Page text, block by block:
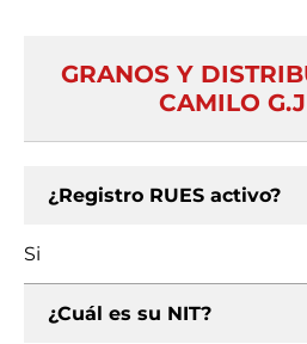
GRANOS Y
CAMILO
¿Registro RUES activo?
Si
¿Cuál es su NIT?